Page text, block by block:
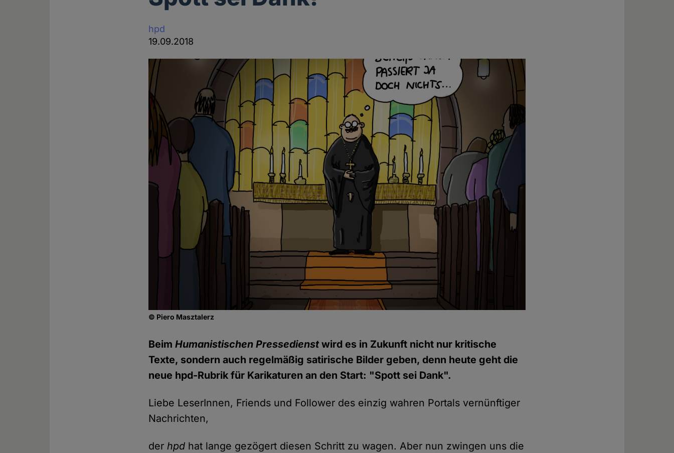
hpd
19.09.2018
© Piero Masztalerz
BeimHumanistischen Pressedienstwird es in Zukunft nicht nur kritische
Texte, sondern auch regelmäßig satirische Bilder geben, denn heute geht die
neue hpd-Rubrik für Karikaturen an den Start: "Spott sei Dank".
Liebe LeserInnen, Friends und Follower des einzig wahren Portals vernünftiger
Nachrichten,
derhpd hat lange gezögert diesen Schritt zu wagen. Aber nun zwingen uns die